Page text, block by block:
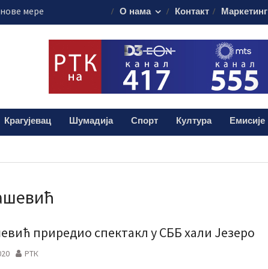
мере
одељење
прегледи у
и мушкарац (38)
– снимак
О нама Контакт Маркетинг
Крагујевац Шумадија Спорт Култура Емисије
приредио спектакл у СББ хали Језеро
РТК